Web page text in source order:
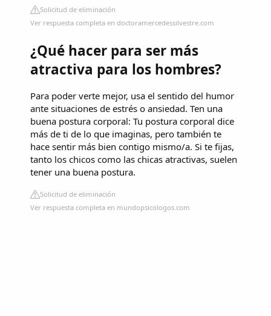
Solicitud de eliminación
Ver respuesta completa en doctoramercedessilvestre.com
¿Qué hacer para ser más
atractiva para los hombres?
Para poder verte mejor, usa el sentido del humor
ante situaciones de estrés o ansiedad. Ten una
buena postura corporal: Tu postura corporal dice
más de ti de lo que imaginas, pero también te
hace sentir más bien contigo mismo/a. Si te fijas,
tanto los chicos como las chicas atractivas, suelen
tener una buena postura.
Solicitud de eliminación
Ver respuesta completa en mundopsicologos.com